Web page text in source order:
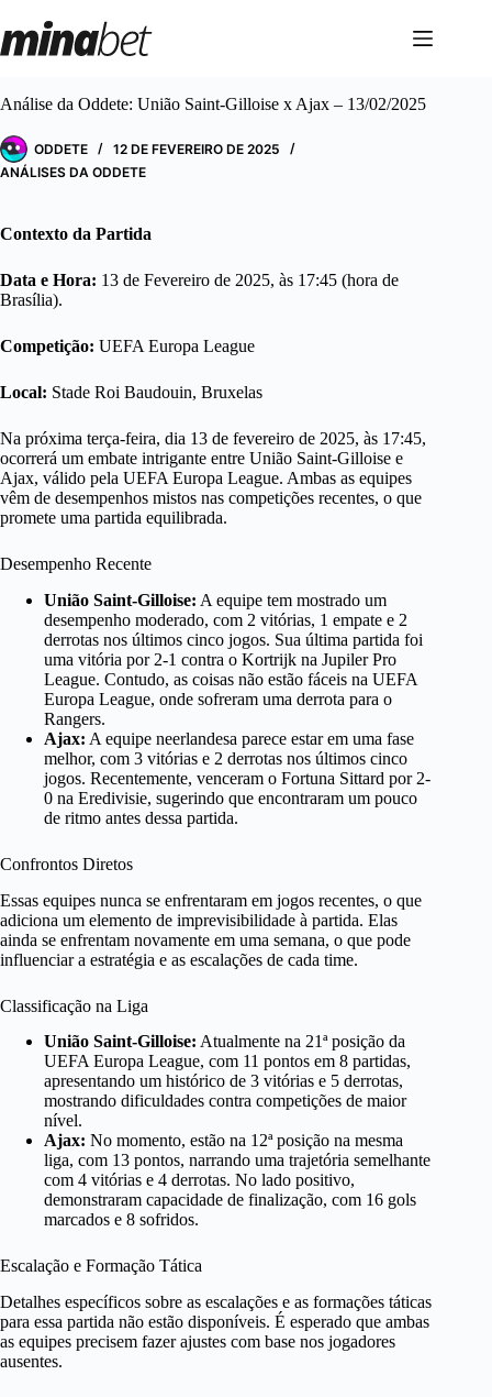
para
o
Análise da Oddete: União Saint-Gilloise x Ajax – 13/02/2025
ODDETE
12 DE FEVEREIRO DE 2025
ANÁLISES DA ODDETE
Contexto da Partida
Data e Hora: 13 de Fevereiro de 2025, às 17:45 (hora de
Brasília).
Competição: UEFA Europa League
Local: Stade Roi Baudouin, Bruxelas
Na próxima terça-feira, dia 13 de fevereiro de 2025, às 17:45,
ocorrerá um embate intrigante entre União Saint-Gilloise e
Ajax, válido pela UEFA Europa League. Ambas as equipes
vêm de desempenhos mistos nas competições recentes, o que
promete uma partida equilibrada.
Desempenho Recente
União Saint-Gilloise: A equipe tem mostrado um
desempenho moderado, com 2 vitórias, 1 empate e 2
derrotas nos últimos cinco jogos. Sua última partida foi
uma vitória por 2-1 contra o Kortrijk na Jupiler Pro
League. Contudo, as coisas não estão fáceis na UEFA
Europa League, onde sofreram uma derrota para o
Rangers.
Ajax: A equipe neerlandesa parece estar em uma fase
melhor, com 3 vitórias e 2 derrotas nos últimos cinco
jogos. Recentemente, venceram o Fortuna Sittard por 2-
0 na Eredivisie, sugerindo que encontraram um pouco
de ritmo antes dessa partida.
Confrontos Diretos
Essas equipes nunca se enfrentaram em jogos recentes, o que
adiciona um elemento de imprevisibilidade à partida. Elas
ainda se enfrentam novamente em uma semana, o que pode
influenciar a estratégia e as escalações de cada time.
Classificação na Liga
União Saint-Gilloise: Atualmente na 21ª posição da
UEFA Europa League, com 11 pontos em 8 partidas,
apresentando um histórico de 3 vitórias e 5 derrotas,
mostrando dificuldades contra competições de maior
nível.
Ajax: No momento, estão na 12ª posição na mesma
liga, com 13 pontos, narrando uma trajetória semelhante
com 4 vitórias e 4 derrotas. No lado positivo,
demonstraram capacidade de finalização, com 16 gols
marcados e 8 sofridos.
Escalação e Formação Tática
Detalhes específicos sobre as escalações e as formações táticas
para essa partida não estão disponíveis. É esperado que ambas
as equipes precisem fazer ajustes com base nos jogadores
ausentes.